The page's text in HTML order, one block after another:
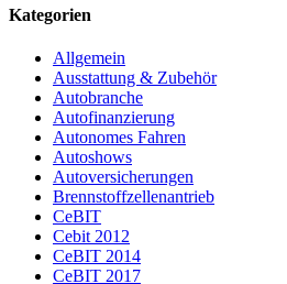
Kategorien
Allgemein
Ausstattung & Zubehör
Autobranche
Autofinanzierung
Autonomes Fahren
Autoshows
Autoversicherungen
Brennstoffzellenantrieb
CeBIT
Cebit 2012
CeBIT 2014
CeBIT 2017